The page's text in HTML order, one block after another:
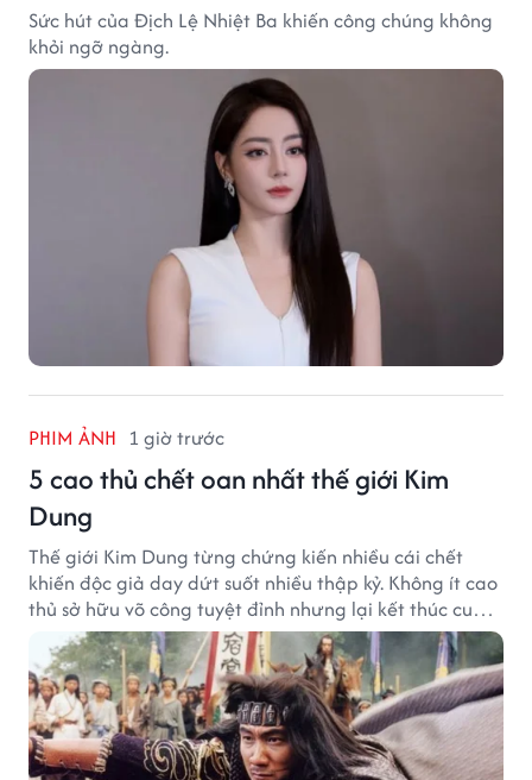
Sức hút của Địch Lệ Nhiệt Ba khiến công chúng không
khỏi ngỡ ngàng.
PHIM ẢNH 1 giờ trước
5 cao thủ chết oan nhất thế giới Kim
Dung
Thế giới Kim Dung từng chứng kiến nhiều cái chết
khiến độc giả day dứt suốt nhiều thập kỷ. Không ít cao
thủ sở hữu võ công tuyệt đỉnh nhưng lại kết thúc cuộc
đời trong hoàn cảnh đầy tiếc nuối.